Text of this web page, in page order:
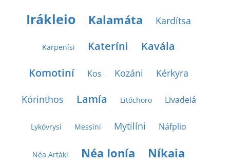
Irákleio Kalamáta Kardítsa
Karpenísi Kateríni
Kavála
Komotiní
Kos Kozáni Kérkyra
Kórinthos Lamía Litóchoro Livadeiá
Lykóvrysi Messíni Mytilíni Náfplio
Néa Artáki Néa Ionía Níkaia